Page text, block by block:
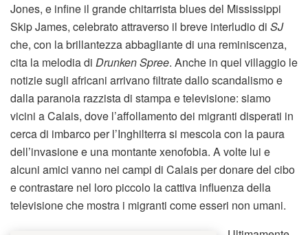
Jones, e infine il grande chitarrista blues del Mississippi
Skip James, celebrato attraverso il breve interludio di SJ
che, con la brillantezza abbagliante di una reminiscenza,
cita la melodia di Drunken Spree. Anche in quel villaggio le
notizie sugli africani arrivano filtrate dallo scandalismo e
dalla paranoia razzista di stampa e televisione: siamo
vicini a Calais, dove l’affollamento dei migranti disperati in
cerca di imbarco per l’Inghilterra si mescola con la paura
dell’invasione e una montante xenofobia. A volte lui e
alcuni amici vanno nei campi di Calais per donare del cibo
e contrastare nel loro piccolo la cattiva influenza della
televisione che mostra i migranti come esseri non umani.